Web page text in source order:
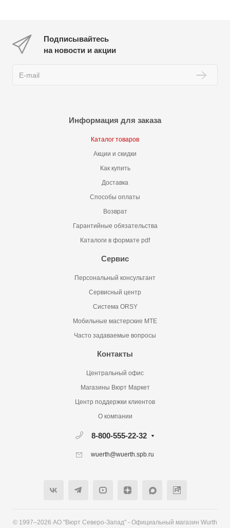
Подписывайтесь
на новости и акции
Информация для заказа
Каталог товаров
Акции и скидки
Как купить
Доставка
Способы оплаты
Возврат
Гарантийные обязательства
Каталоги в формате pdf
Сервис
Персональный консультант
Сервисный центр
Система ORSY
Мобильные мастерские MTE
Часто задаваемые вопросы
Контакты
Центральный офис
Магазины Вюрт Маркет
Центр поддержки клиентов
О компании
8-800-555-22-32
wuerth@wuerth.spb.ru
© 1997–2026 АО "Вюрт Северо-Запад" - Официальный магазин Wurth